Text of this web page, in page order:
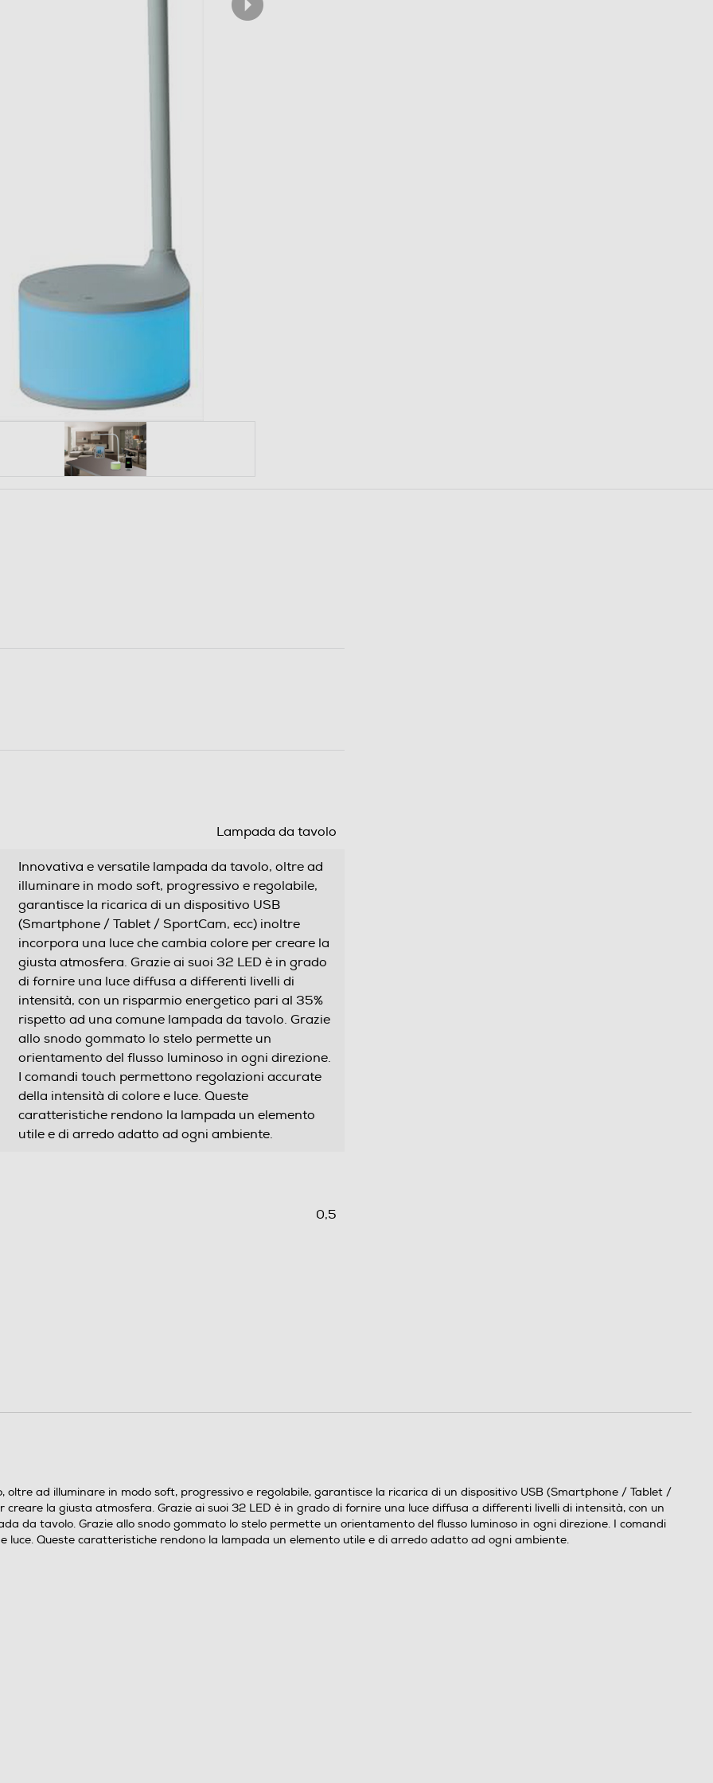
Lampada da tavolo
Innovativa e versatile lampada da tavolo, oltre ad
illuminare in modo soft, progressivo e regolabile,
garantisce la ricarica di un dispositivo USB
(Smartphone / Tablet / SportCam, ecc) inoltre
incorpora una luce che cambia colore per creare la
giusta atmosfera. Grazie ai suoi 32 LED è in grado
di fornire una luce diffusa a differenti livelli di
intensità, con un risparmio energetico pari al 35%
rispetto ad una comune lampada da tavolo. Grazie
allo snodo gommato lo stelo permette un
orientamento del flusso luminoso in ogni direzione.
I comandi touch permettono regolazioni accurate
della intensità di colore e luce. Queste
caratteristiche rendono la lampada un elemento
utile e di arredo adatto ad ogni ambiente.
0,5
ad illuminare in modo soft, progressivo e regolabile, garantisce la ricarica di un dispositivo USB (Smartphone / Tablet /
la giusta atmosfera. Grazie ai suoi 32 LED è in grado di fornire una luce diffusa a differenti livelli di intensità, con un
da tavolo. Grazie allo snodo gommato lo stelo permette un orientamento del flusso luminoso in ogni direzione. I comandi
luce. Queste caratteristiche rendono la lampada un elemento utile e di arredo adatto ad ogni ambiente.